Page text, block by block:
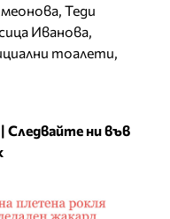
, Теди
Иванова,
тоалети,
| Следвайте ни във